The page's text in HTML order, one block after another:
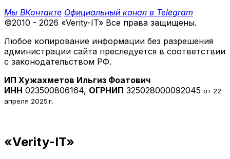
Мы ВКонтакте Официальный канал в Telegram
©2010 - 2026 «Verity-IT» Все права защищены.
Любое копирование информации без разрешения
администрации сайта преследуется в соответствии
с законодательством РФ.
ИП Хужахметов Ильгиз Фоатович
ИНН 023500806164, ОГРНИП 325028000092045 от 22
апреля 2025 г.
«Verity-IT»